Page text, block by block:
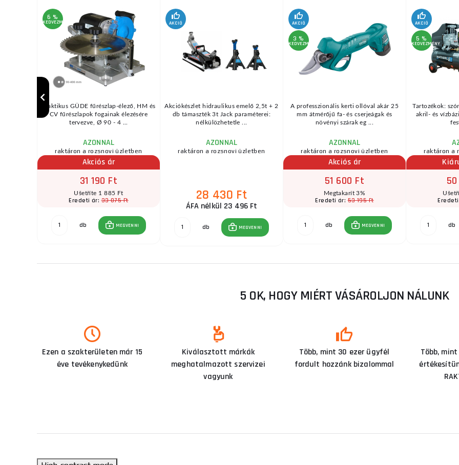
6 %
KEDVEZMÉNY
Praktikus GÜDE fűrészlap-élező, HM és
CV fűrészlapok fogainak élezésére
tervezve, Ø 90 - 4 ...
AZONNAL
raktáron a rozsnovi üzletben
Akciós ár
31 190 Ft
Ušetříte 1 885 Ft
Eredeti ár:33 075 Ft
db MEGVENNI
AKCIÓ
Akciókészlet hidraulikus emelő 2,5t + 2
db támaszték 3t Jack paraméterei:
nélkülözhetetle ...
AZONNAL
raktáron a rozsnovi üzletben
28 430 Ft
ÁFA nélkül 23 496 Ft
db MEGVENNI
AKCIÓ
3 %
KEDVEZMÉNY
A professzionális kerti ollóval akár 25
mm átmérőjű fa- és cserjeágak és
növényi szárak eg ...
AZONNAL
raktáron a rozsnovi üzletben
Akciós ár
51 600 Ft
Megtakarít 3%
Eredeti ár:53 195 Ft
db MEGVENNI
AKCIÓ
5 %
KEDVEZMÉNY
Tartozékok:
akril- és
raktáron a
db
5 OK, HOGY MIÉRT VÁSÁROLJON NÁLUNK
Ezen a szakterületen már 15
éve tevékenykedünk
Kiválasztott márkák
meghatalmazott szervizei
vagyunk
Több, mint 30 ezer ügyfél
fordult hozzánk bizalommal
Több,